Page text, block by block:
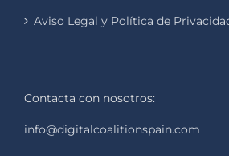
Aviso Legal y Política de
Contacta con nosotros:
info@digitalcoalitionspain.com